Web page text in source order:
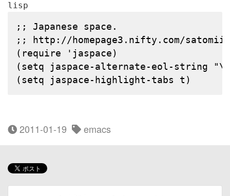
lisp
;; Japanese space.
;; http://homepage3.nifty.com/
( require 'jaspace)
(setq jaspace-alternate-eol-string "
(setq jaspace-highlight-tabs t )
2011-01-19 emacs